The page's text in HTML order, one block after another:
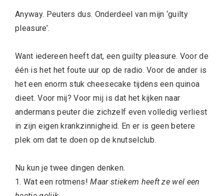
Anyway. Peuters dus. Onderdeel van mijn ‘guilty
pleasure’.
Want iedereen heeft dat, een guilty pleasure. Voor de
één is het het foute uur op de radio. Voor de ander is
het een enorm stuk cheesecake tijdens een quinoa
dieet. Voor mij? Voor mij is dat het kijken naar
andermans peuter die zichzelf even volledig verliest
in zijn eigen krankzinnigheid. En er is geen betere
plek om dat te doen op de knutselclub.
Nu kun je twee dingen denken.
1. Wat een rotmens!Maar stiekem heeft ze wel een